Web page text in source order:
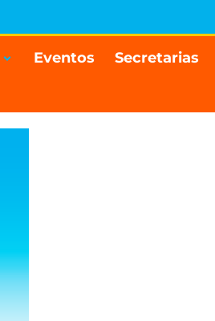
Eventos Secretarias